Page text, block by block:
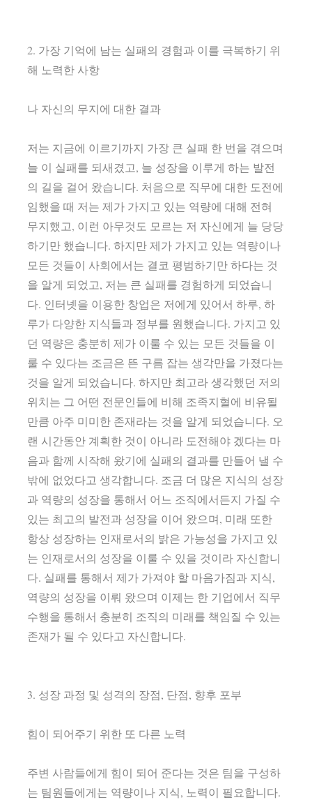
2. 가장 기억에 남는 실패의 경험과 이를 극복하기 위
해 노력한 사항
나 자신의 무지에 대한 결과
저는 지금에 이르기까지 가장 큰 실패 한 번을 겪으며
늘 이 실패를 되새겼고, 늘 성장을 이루게 하는 발전
의 길을 걸어 왔습니다. 처음으로 직무에 대한 도전에
임했을 때 저는 제가 가지고 있는 역량에 대해 전혀
무지했고, 이런 아무것도 모르는 저 자신에게 늘 당당
하기만 했습니다. 하지만 제가 가지고 있는 역량이나
모든 것들이 사회에서는 결코 평범하기만 하다는 것
을 알게 되었고, 저는 큰 실패를 경험하게 되었습니
다. 인터넷을 이용한 창업은 저에게 있어서 하루, 하
루가 다양한 지식들과 정부를 원했습니다. 가지고 있
던 역량은 충분히 제가 이룰 수 있는 모든 것들을 이
룰 수 있다는 조금은 뜬 구름 잡는 생각만을 가졌다는
것을 알게 되었습니다. 하지만 최고라 생각했던 저의
위치는 그 어떤 전문인들에 비해 조족지혈에 비유될
만큼 아주 미미한 존재라는 것을 알게 되었습니다. 오
랜 시간동안 계획한 것이 아니라 도전해야 겠다는 마
음과 함께 시작해 왔기에 실패의 결과를 만들어 낼 수
밖에 없었다고 생각합니다. 조금 더 많은 지식의 성장
과 역량의 성장을 통해서 어느 조직에서든지 가질 수
있는 최고의 발전과 성장을 이어 왔으며, 미래 또한
항상 성장하는 인재로서의 밝은 가능성을 가지고 있
는 인재로서의 성장을 이룰 수 있을 것이라 자신합니
다. 실패를 통해서 제가 가져야 할 마음가짐과 지식,
역량의 성장을 이뤄 왔으며 이제는 한 기업에서 직무
수행을 통해서 충분히 조직의 미래를 책임질 수 있는
존재가 될 수 있다고 자신합니다.
3. 성장 과정 및 성격의 장점, 단점, 향후 포부
힘이 되어주기 위한 또 다른 노력
주변 사람들에게 힘이 되어 준다는 것은 팀을 구성하
는 팀원들에게는 역량이나 지식, 노력이 필요합니다.